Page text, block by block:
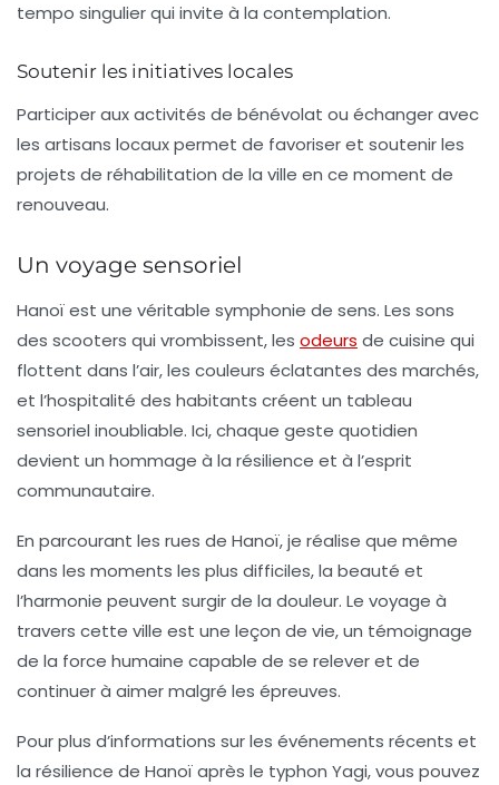
tempo singulier qui invite à la contemplation.
Soutenir les initiatives locales
Participer aux activités de bénévolat ou échanger avec
les artisans locaux permet de favoriser et soutenir les
projets de réhabilitation de la ville en ce moment de
renouveau.
Un voyage sensoriel
Hanoï est une véritable symphonie de sens. Les sons
des scooters qui vrombissent, les odeurs de cuisine qui
flottent dans l’air, les couleurs éclatantes des marchés,
et l’hospitalité des habitants créent un tableau
sensoriel inoubliable. Ici, chaque geste quotidien
devient un hommage à la résilience et à l’esprit
communautaire.
En parcourant les rues de Hanoï, je réalise que même
dans les moments les plus difficiles, la beauté et
l’harmonie peuvent surgir de la douleur. Le voyage à
travers cette ville est une leçon de vie, un témoignage
de la force humaine capable de se relever et de
continuer à aimer malgré les épreuves.
Pour plus d’informations sur les événements récents et
la résilience de Hanoï après le typhon Yagi, vous pouvez